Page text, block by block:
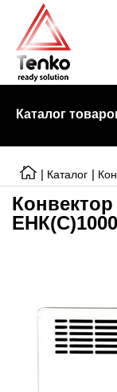
Каталог
| Каталог |